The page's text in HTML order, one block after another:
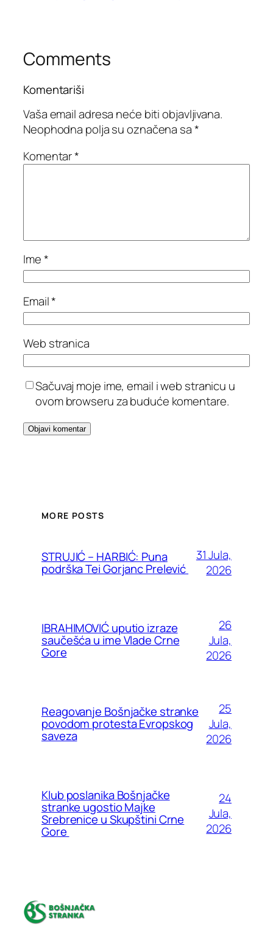
Comments
Komentariši
Vaša email adresa neće biti objavljivana.
Neophodna polja su označena sa*
Komentar*
Ime*
Email*
Web stranica
Sačuvaj moje ime, email i web stranicu u
ovom browseru za buduće komentare.
MORE POSTS
STRUJIĆ – HARBIĆ: Puna
podrška Tei Gorjanc Prelević
31 Jula,
2026
IBRAHIMOVIĆ uputio izraze
saučešća u ime Vlade Crne
Gore
26
Jula,
2026
Reagovanje Bošnjačke stranke
povodom protesta Evropskog
saveza
25
Jula,
2026
Klub poslanika Bošnjačke
stranke ugostio Majke
Srebrenice u Skupštini Crne
Gore
24
Jula,
2026